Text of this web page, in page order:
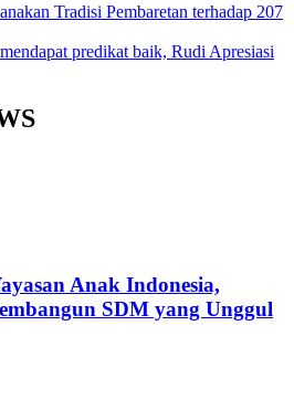
Tradisi Pembaretan terhadap 207
predikat baik, Rudi Apresiasi
Anak Indonesia,
SDM yang Unggul